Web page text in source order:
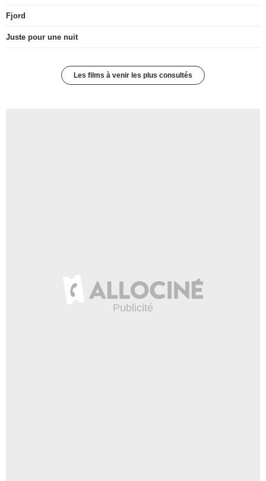
Fjord
Juste pour une nuit
Les films à venir les plus consultés